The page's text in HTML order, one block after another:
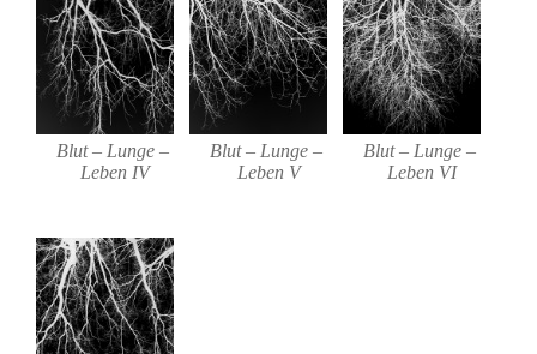
Blut – Lunge –
Leben IV
Blut – Lunge –
Leben V
Blut – Lunge –
Leben VI